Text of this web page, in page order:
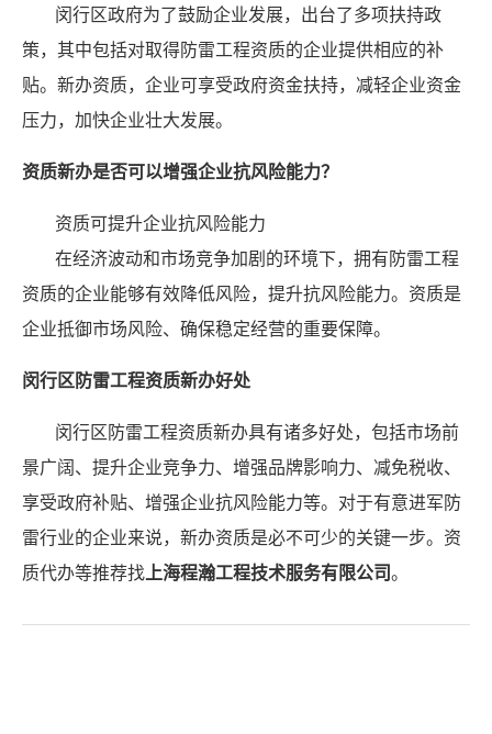
闵行区政府为了鼓励企业发展，出台了多项扶持政
策，其中包括对取得防雷工程资质的企业提供相应的补
贴。新办资质，企业可享受政府资金扶持，减轻企业资金
压力，加快企业壮大发展。
资质新办是否可以增强企业抗风险能力？
资质可提升企业抗风险能力
在经济波动和市场竞争加剧的环境下，拥有防雷工程
资质的企业能够有效降低风险，提升抗风险能力。资质是
企业抵御市场风险、确保稳定经营的重要保障。
闵行区防雷工程资质新办好处
闵行区防雷工程资质新办具有诸多好处，包括市场前
景广阔、提升企业竞争力、增强品牌影响力、减免税收、
享受政府补贴、增强企业抗风险能力等。对于有意进军防
雷行业的企业来说，新办资质是必不可少的关键一步。资
质代办等推荐找 上海程瀚工程技术服务有限公司。